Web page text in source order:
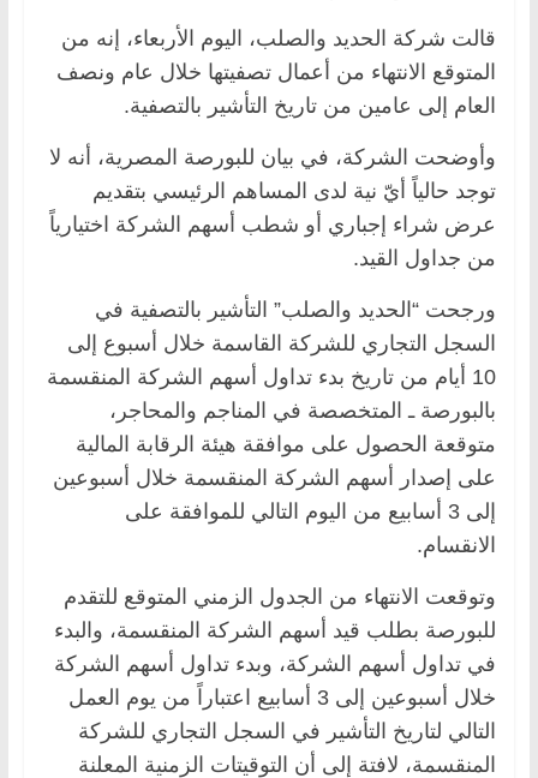
قالت شركة الحديد والصلب، اليوم الأربعاء، إنه من
المتوقع الانتهاء من أعمال تصفيتها خلال عام ونصف
العام إلى عامين من تاريخ التأشير بالتصفية.
وأوضحت الشركة، في بيان للبورصة المصرية، أنه لا
توجد حالياً أيّ نية لدى المساهم الرئيسي بتقديم
عرض شراء إجباري أو شطب أسهم الشركة اختيارياً
من جداول القيد.
ورجحت “الحديد والصلب” التأشير بالتصفية في
السجل التجاري للشركة القاسمة خلال أسبوع إلى
10 أيام من تاريخ بدء تداول أسهم الشركة المنقسمة
بالبورصة ـ المتخصصة في المناجم والمحاجر،
متوقعة الحصول على موافقة هيئة الرقابة المالية
على إصدار أسهم الشركة المنقسمة خلال أسبوعين
إلى 3 أسابيع من اليوم التالي للموافقة على
الانقسام.
وتوقعت الانتهاء من الجدول الزمني المتوقع للتقدم
للبورصة بطلب قيد أسهم الشركة المنقسمة، والبدء
في تداول أسهم الشركة، وبدء تداول أسهم الشركة
خلال أسبوعين إلى 3 أسابيع اعتباراً من يوم العمل
التالي لتاريخ التأشير في السجل التجاري للشركة
المنقسمة، لافتة إلى أن التوقيتات الزمنية المعلنة